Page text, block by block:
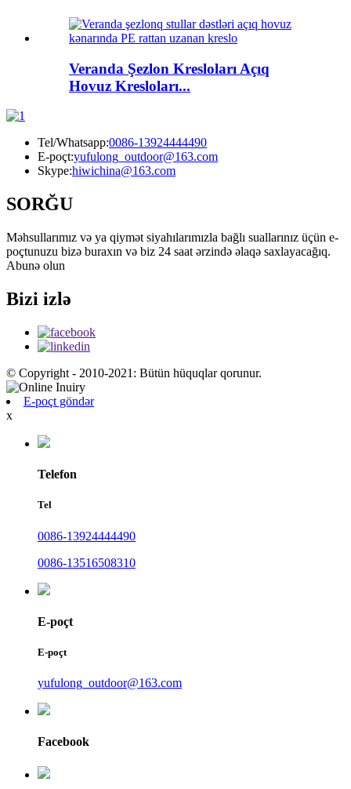
Veranda Şezlon Kresloları Açıq
Hovuz Kresloları...
Tel/Whatsapp:0086-13924444490
E-poçt:yufulong_outdoor@163.com
Skype:hiwichina@163.com
SORĞU
Məhsullarımız və ya qiymət siyahılarımızla bağlı suallarınız üçün e-
poçtunuzu bizə buraxın və biz 24 saat ərzində əlaqə saxlayacağıq.
Abunə olun
Bizi izlə
© Copyright - 2010-2021: Bütün hüquqlar qorunur.
E-poçt göndər
x
Telefon
Tel
0086-13924444490
0086-13516508310
E-poçt
E-poçt
yufulong_outdoor@163.com
Facebook